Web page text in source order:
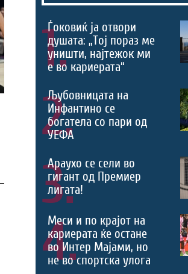
1.
Ѓоковиќ ја отвори
душата: „Тој пораз ме
уништи, најтежок ми
е во кариерата“
2.
Љубовницата на
Инфантино се
богатела со пари од
УЕФА
3.
Араухо се сели во
гигант од Премиер
лигата!
4.
Меси и по крајот на
кариерата ќе остане
во Интер Мајами, но
не во спортска улога